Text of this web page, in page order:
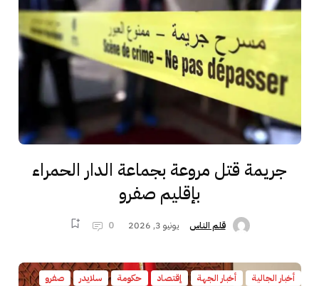
جريمة قتل مروعة بجماعة الدار الحمراء
بإقليم صفرو
قلم الناس يونيو 3, 2026 0
أخبار الجالية أخبار الجهة إقتصاد حكومة سلايدر
صفرو